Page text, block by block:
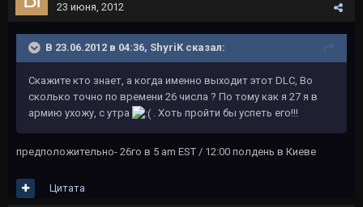
23 июня, 2012
В 23.06.2012 в 04:36, ShyriK сказал:
Скажите кто знает, а когда именно выходит этот DLC, Во
сколько точно по времени 26 числа ? По тому как я 27 я в
армию ухожу, с утра
. Хоть пройти бы успеть его!!!
предположительно- 26го в 5 am EST / 12:00 полдень в Киеве
Цитата